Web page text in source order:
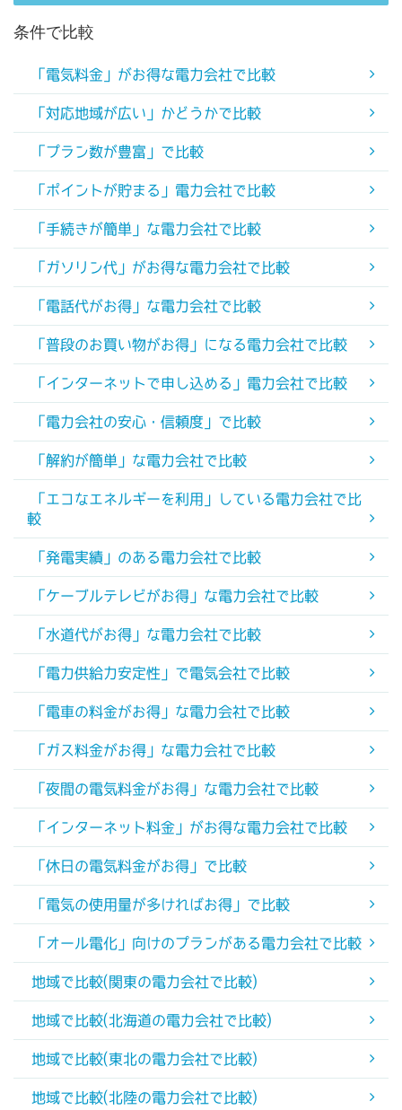
条件で比較
「電気料金」がお得な電力会社で比較
「対応地域が広い」かどうかで比較
「プラン数が豊富」で比較
「ポイントが貯まる」電力会社で比較
「手続きが簡単」な電力会社で比較
「ガソリン代」がお得な電力会社で比較
「電話代がお得」な電力会社で比較
「普段のお買い物がお得」になる電力会社で比較
「インターネットで申し込める」電力会社で比較
「電力会社の安心・信頼度」で比較
「解約が簡単」な電力会社で比較
「エコなエネルギーを利用」している電力会社で比
較
「発電実績」のある電力会社で比較
「ケーブルテレビがお得」な電力会社で比較
「水道代がお得」な電力会社で比較
「電力供給力安定性」で電気会社で比較
「電車の料金がお得」な電力会社で比較
「ガス料金がお得」な電力会社で比較
「夜間の電気料金がお得」な電力会社で比較
「インターネット料金」がお得な電力会社で比較
「休日の電気料金がお得」で比較
「電気の使用量が多ければお得」で比較
「オール電化」向けのプランがある電力会社で比較
地域で比較(関東の電力会社で比較)
地域で比較(北海道の電力会社で比較)
地域で比較(東北の電力会社で比較)
地域で比較(北陸の電力会社で比較)